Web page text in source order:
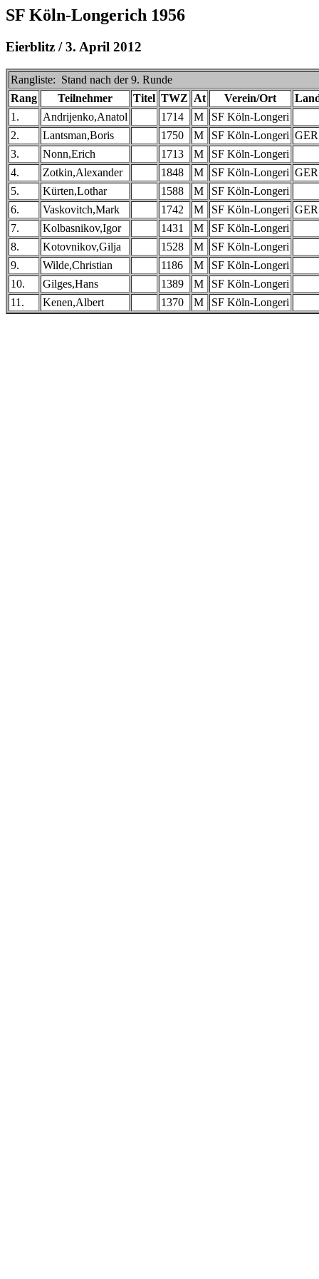
SF Köln-Longerich 1956
Eierblitz / 3. April 2012
Rangliste: Stand nach der 9. Runde
Rang
Teilnehmer Titel TWZ At Verein/Ort
1.
Andrijenko,Anatol 1714 M
SF Köln-Longeri
2.
Lantsman,Boris 1750 M SF Köln-Longeri GER
3.
Nonn,Erich 1713 M
SF Köln-Longeri
4.
Zotkin,Alexander 1848 M SF Köln-Longeri GER
5.
Kürten,Lothar 1588 M
SF Köln-Longeri
6.
Vaskovitch,Mark 1742 M SF Köln-Longeri GER
7.
Kolbasnikov,Igor 1431 M
SF Köln-Longeri
8.
Kotovnikov,Gilja 1528 M
SF Köln-Longeri
9.
Wilde,Christian 1186 M
SF Köln-Longeri
10.
Gilges,Hans 1389 M
SF Köln-Longeri
11.
Kenen,Albert 1370 M SF Köln-Longeri